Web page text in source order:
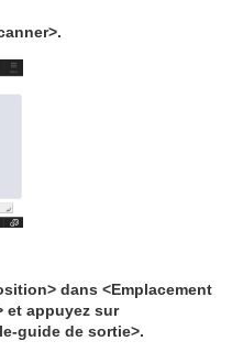
dans <Emplacement
et appuyez sur
guide de sortie>.